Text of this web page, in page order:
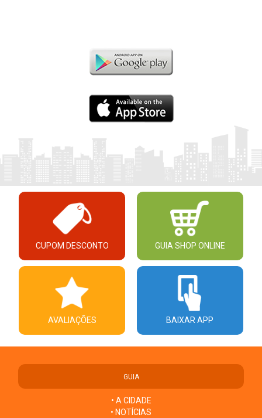
CUPOM DESCONTO GUIA SHOP ONLINE
AVALIAÇÕES BAIXAR APP
GUIA
• A CIDADE
• NOTÍCIAS